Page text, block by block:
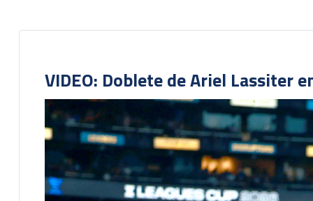
VIDEO: Doblete de Ariel Lassiter